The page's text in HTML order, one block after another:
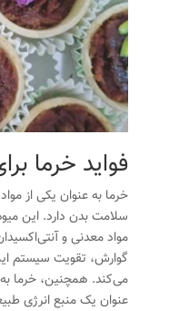
فواید خرما
خرما به عنوان یکی از
سلامت بدن دارد. این
مواد معدنی و
گوارش، تقویت سیستم
می‌کند. همچنین، خرما
عنوان یک منبع انرژی